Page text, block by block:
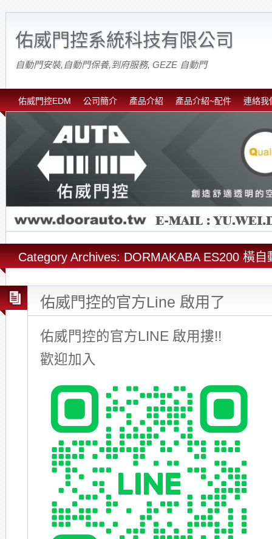
佑威門控系統科技有限公司
自動門安裝,自動門保養,到府服務, GEZE 自動門
佑威門控EDM 公司簡介 產品介紹 產品介紹~配件 連絡我
Category Archives: DORMAKABA ES200 橫自
佑威門控的官方Line 啟用了
佑威門控的官方LINE 啟用摟!!
歡迎加入